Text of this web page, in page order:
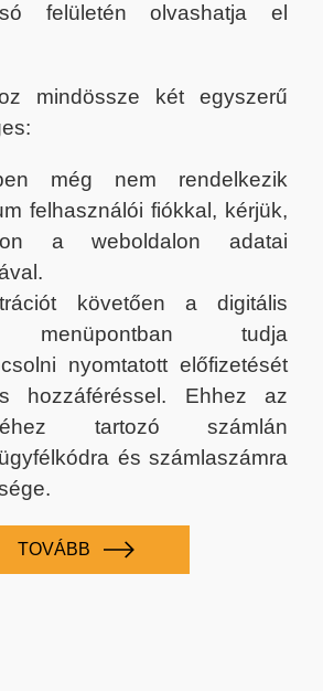
felületén olvashatja el
mindössze két egyszerű
még nem rendelkezik
felhasználói fiókkal, kérjük,
a weboldalon adatai
követően a digitális
menüpontban tudja
nyomtatott előfizetését
hozzáféréssel. Ehhez az
tartozó számlán
és számlaszámra
TOVÁBB